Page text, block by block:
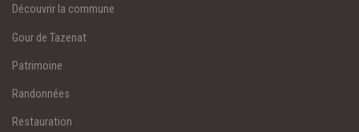
Découvrir la commune
Gour de Tazenat
Patrimoine
Randonnées
Restauration